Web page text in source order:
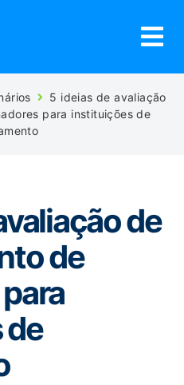
5 ideias de avaliação
para instituições de
de
de